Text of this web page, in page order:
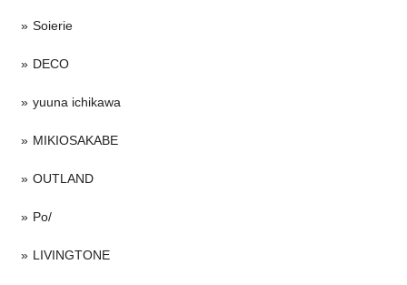
Soierie
DECO
yuuna ichikawa
MIKIOSAKABE
OUTLAND
Po/
LIVINGTONE